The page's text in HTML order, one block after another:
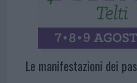
Le manifestazioni dei